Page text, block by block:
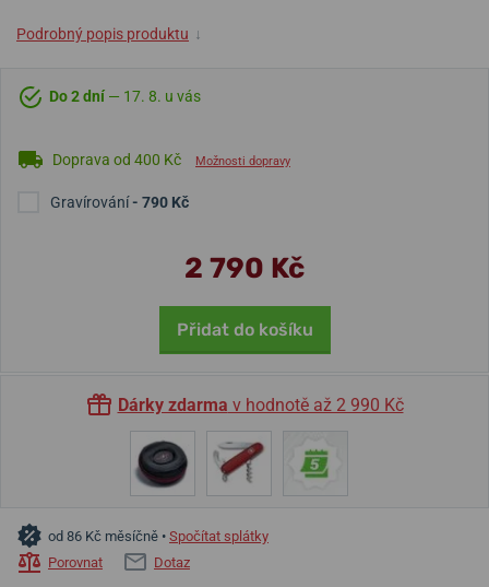
Podrobný popis produktu ↓
Do 2 dní — 17. 8. u vás
Doprava od 400 Kč Možnosti dopravy
Gravírování- 790 Kč
2 790 Kč
Přidat do košíku
Dárky zdarma v hodnotě až 2 990 Kč
od 86 Kč měsíčně • Spočítat splátky
Porovnat
Dotaz